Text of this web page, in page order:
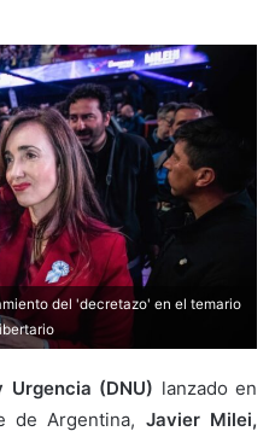
del 'decretazo' en el temario
Urgencia (DNU) lanzado en
de Argentina, Javier Milei,